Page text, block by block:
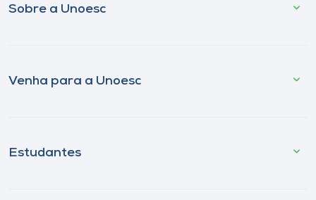
Sobre a Unoesc
Venha para a Unoesc
Estudantes